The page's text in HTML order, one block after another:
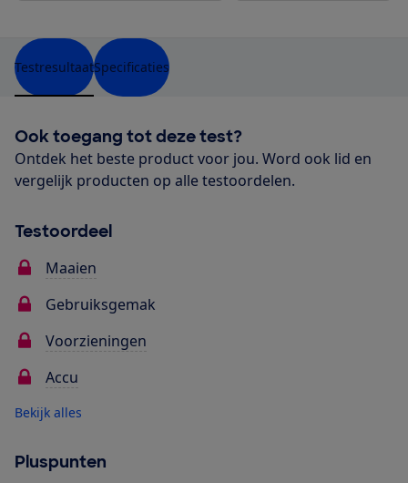
TestresultaatSpecificaties
Ook toegang tot deze test?
Ontdek het beste product voor jou. Word ook lid en
vergelijk producten op alle testoordelen.
Testoordeel
Maaien
Gebruiksgemak
Voorzieningen
Accu
Bekijk alles
Pluspunten